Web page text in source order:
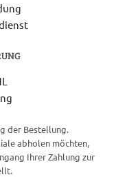
der Bestellung.
abholen möchten,
Ihrer Zahlung zur